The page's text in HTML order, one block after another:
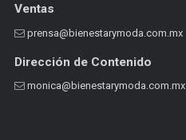
Ventas
prensa@bienestarymoda.com.mx
Dirección de Contenido
monica@bienestarymoda.com.mx